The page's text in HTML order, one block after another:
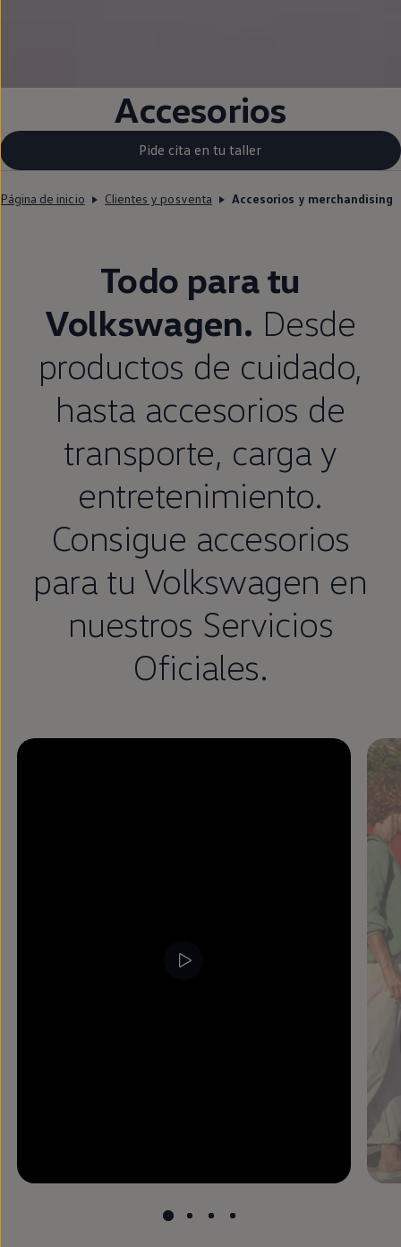
Accesorios
Pide cita en tu taller
Página de inicio Clientes y posventa Accesorios y merchandising
Todo para tu
Volkswagen. Desde
productos de cuidado,
hasta accesorios de
transporte, carga y
entretenimiento.
Consigue accesorios
para tu Volkswagen en
nuestros Servicios
Oficiales.
Enable fullscreen mode